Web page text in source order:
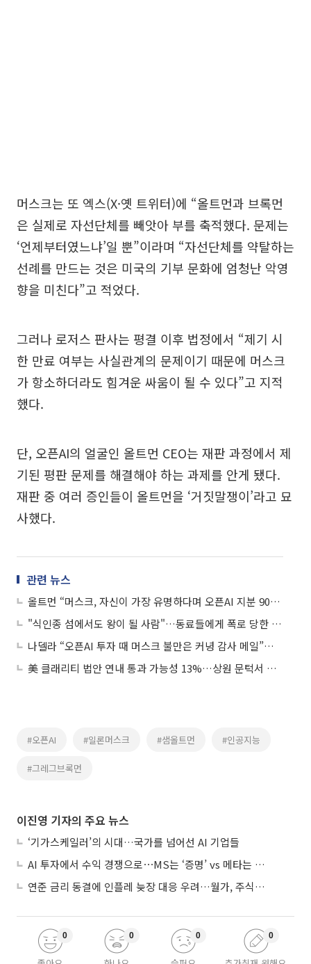
머스크는 또 엑스(X·옛 트위터)에 “올트먼과 브록먼
은 실제로 자선단체를 빼앗아 부를 축적했다. 문제는
‘언제부터였느냐’일 뿐”이라며 “자선단체를 약탈하는
선례를 만드는 것은 미국의 기부 문화에 엄청난 악영
향을 미친다”고 적었다.
그러나 로저스 판사는 평결 이후 법정에서 “제기 시
한 만료 여부는 사실관계의 문제이기 때문에 머스크
가 항소하더라도 힘겨운 싸움이 될 수 있다”고 지적
했다.
단, 오픈AI의 얼굴인 올트먼 CEO는 재판 과정에서 제
기된 평판 문제를 해결해야 하는 과제를 안게 됐다.
재판 중 여러 증인들이 올트먼을 ‘거짓말쟁이’라고 묘
사했다.
관련 뉴스
올트먼 “머스크, 자신이 가장 유명하다며 오픈AI 지분 90% 요구”
"식인종 섬에서도 왕이 될 사람"…동료들에게 폭로 당한 올트먼
나델라 “오픈AI 투자 때 머스크 불만은 커녕 감사 메일”⋯스모킹건 되나
美 클래리티 법안 연내 통과 가능성 13%…상원 문턱서 제동
#오픈AI #일론머스크 #샘올트먼 #인공지능
#그레그브록먼
이진영 기자의 주요 뉴스
‘기가스케일러’의 시대…국가를 넘어선 AI 기업들
AI 투자에서 수익 경쟁으로⋯MS는 ‘증명’ vs 메타는 ‘숙제’
연준 금리 동결에 인플레 늦장 대응 우려…월가, 주식도 채권도 던졌다
0 0 0 0